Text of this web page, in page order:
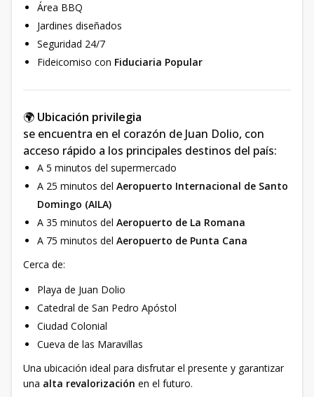
Área BBQ
Jardines diseñados
Seguridad 24/7
Fideicomiso con Fiduciaria Popular
🌍 Ubicación privilegia
se encuentra en el corazón de Juan Dolio, con
acceso rápido a los principales destinos del país:
A 5 minutos del supermercado
A 25 minutos del Aeropuerto Internacional de Santo
Domingo (AILA)
A 35 minutos del Aeropuerto de La Romana
A 75 minutos del Aeropuerto de Punta Cana
Cerca de:
Playa de Juan Dolio
Catedral de San Pedro Apóstol
Ciudad Colonial
Cueva de las Maravillas
Una ubicación ideal para disfrutar el presente y garantizar
una alta revalorización en el futuro.